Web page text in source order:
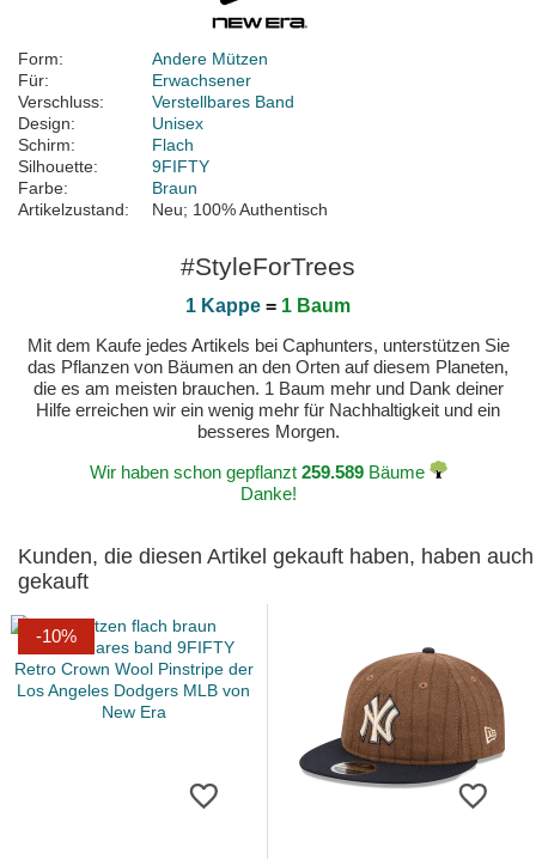
Form:
Andere Mützen
Für:
Erwachsener
Verschluss:
Verstellbares Band
Design:
Unisex
Schirm:
Flach
Silhouette:
9FIFTY
Farbe:
Braun
Artikelzustand:
Neu; 100% Authentisch
#StyleForTrees
1 Kappe = 1 Baum
Mit dem Kaufe jedes Artikels bei Caphunters, unterstützen Sie
das Pflanzen von Bäumen an den Orten auf diesem Planeten,
die es am meisten brauchen. 1 Baum mehr und Dank deiner
Hilfe erreichen wir ein wenig mehr für Nachhaltigkeit und ein
besseres Morgen.
Wir haben schon gepflanzt 259.589Bäume
Danke!
Kunden, die diesen Artikel gekauft haben, haben auch
gekauft
-10%